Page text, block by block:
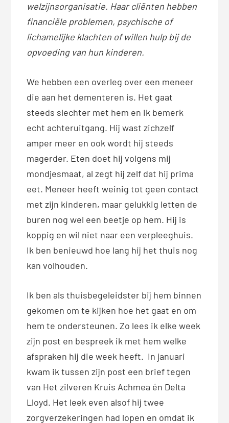
welzijnsorganisatie. Haar cliënten hebben
financiële problemen, psychische of
lichamelijke klachten of willen hulp bij de
opvoeding van hun kinderen.
We hebben een overleg over een meneer
die aan het dementeren is. Het gaat
steeds slechter met hem en ik bemerk
echt achteruitgang. Hij wast zichzelf
amper meer en ook wordt hij steeds
magerder. Eten doet hij volgens mij
mondjesmaat, al zegt hij zelf dat hij prima
eet. Meneer heeft weinig tot geen contact
met zijn kinderen, maar gelukkig letten de
buren nog wel een beetje op hem. Hij is
koppig en wil niet naar een verpleeghuis.
Ik ben benieuwd hoe lang hij het thuis nog
kan volhouden.
Ik ben als thuisbegeleidster bij hem binnen
gekomen om te kijken hoe het gaat en om
hem te ondersteunen. Zo lees ik elke week
zijn post en bespreek ik met hem welke
afspraken hij die week heeft. In januari
kwam ik tussen zijn post een brief tegen
van Het zilveren Kruis Achmea én Delta
Lloyd. Het leek even alsof hij twee
zorgverzekeringen had lopen en omdat ik